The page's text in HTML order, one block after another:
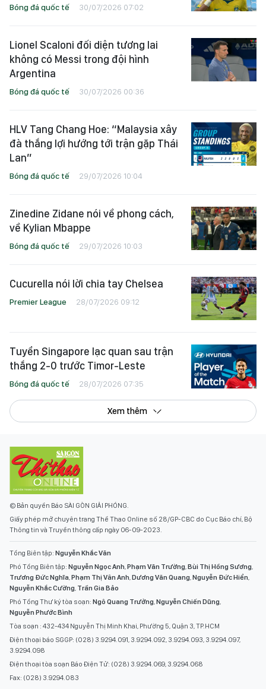
Bóng đá quốc tế 30/07/2026 07:02
Lionel Scaloni đối diện tương lai
không có Messi trong đội hình
Argentina
Bóng đá quốc tế 30/07/2026 00:36
HLV Tang Chang Hoe: “Malaysia xây
đà thắng lợi hướng tới trận gặp Thái
Lan”
Bóng đá quốc tế 29/07/2026 10:04
Zinedine Zidane nói về phong cách,
về Kylian Mbappe
Bóng đá quốc tế 29/07/2026 10:03
Cucurella nói lời chia tay Chelsea
Premier League 28/07/2026 09:12
Tuyển Singapore lạc quan sau trận
thắng 2-0 trước Timor-Leste
Bóng đá quốc tế 28/07/2026 07:35
Xem thêm
© Bản quyền Báo SÀI GÒN GIẢI PHÓNG.
Giấy phép mở chuyên trang Thể Thao Online số 28/GP-CBC do Cục Báo chí, Bộ
Thông tin và Truyền thông cấp ngày 06-09-2023.
Tổng Biên tập: Nguyễn Khắc Văn
Phó Tổng Biên tập: Nguyễn Ngọc Anh,Phạm Văn Trường,Bùi Thị Hồng Sương,
Trương Đức Nghĩa,Phạm Thị Vân Anh,Dương Văn Quang,Nguyễn Đức Hiển,
Nguyễn Khắc Cường, Trần Gia Bảo
Phó Tổng Thư ký tòa soạn: Ngô Quang Trưởng,Nguyễn Chiến Dũng,
Nguyễn Phước Bình
Tòa soạn : 432-434 Nguyễn Thị Minh Khai, Phường 5, Quận 3, TP.HCM
Điện thoại báo SGGP: (028) 3.9294.091, 3.9294.092, 3.9294.093, 3.9294.097,
3.9294.098
Điện thoại tòa soạn Báo Điện Tử: (028) 3.9294.069, 3.9294.068
Fax: (028) 3.9294.083